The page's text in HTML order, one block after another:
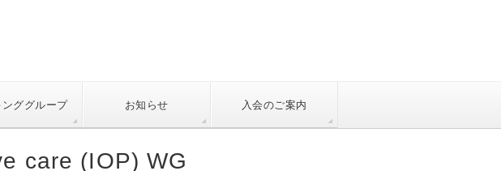
ンググループ お知らせ 入会のご案内
care (IOP) WG